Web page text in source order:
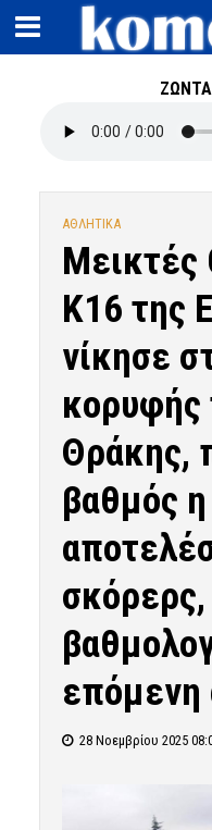
ΑΘΛΗΤΙΚΑ
Κ16 της
νίκησε
κορυφής
Θράκης,
βαθμός
επόμενη
28 Νοεμβρίου 2025